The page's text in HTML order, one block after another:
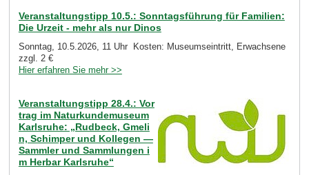
Veranstaltungstipp 10.5.: Sonntagsführung für Familien:
Die Urzeit - mehr als nur Dinos
Sonntag, 10.5.2026, 11 Uhr Kosten: Museumseintritt, Erwachsene
zzgl. 2 €
Hier erfahren Sie mehr >>
Veranstaltungstipp 28.4.: Vor
trag im Naturkundemuseum
Karlsruhe: „Rudbeck, Gmeli
n, Schimper und Kollegen —
Sammler und Sammlungen i
m Herbar Karlsruhe“